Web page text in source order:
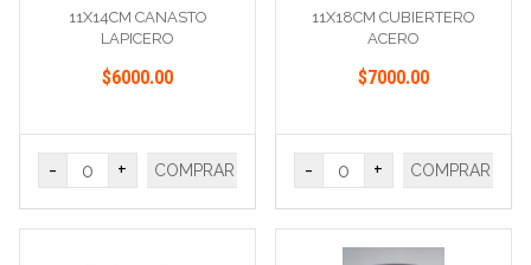
11X14CM CANASTO
LAPICERO
$6000.00
- + COMPRAR
11X18CM CUBIERTERO
ACERO
$7000.00
- + COMPRAR